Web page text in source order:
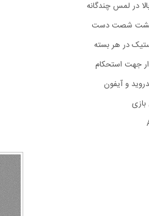
در لمس چندگانه
شصت دست
در هر بسته
جهت استحکام
و آیفون
بازی